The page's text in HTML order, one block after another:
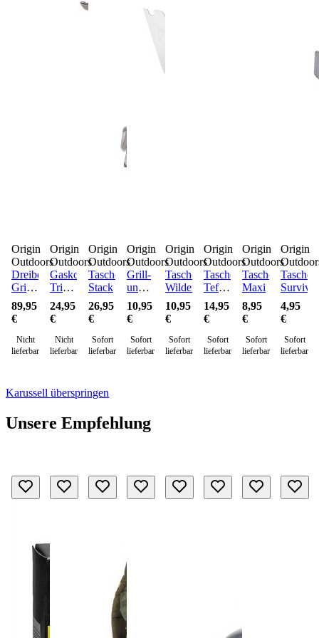
Origin
Outdoors
Dreibein
Grill
Mammoth
89,95
€
Nicht
lieferbar
Origin
Outdoors
Gaskocher
Triple-
Lite
24,95
€
Nicht
lieferbar
Origin
Outdoors
Taschenkocher
Stack
26,95
€
Sofort
lieferbar
Origin
Outdoors
Grill-
und
Reinigungsbürste
3 in 1
10,95
€
Sofort
lieferbar
Origin
Outdoors
Taschenkocher
Wilderness
10,95
€
Sofort
lieferbar
Origin
Outdoors
Taschenkocher
Teflon
Maxi
14,95
€
Sofort
lieferbar
Origin
Outdoors
Taschenkocher
Maxi
8,95
€
Sofort
lieferbar
Origin
Survival
4,95
€
Sofort
lieferbar
Karussell überspringen
Unsere Empfehlung